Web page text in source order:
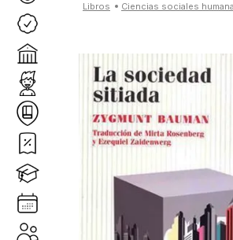
ciencias sociales